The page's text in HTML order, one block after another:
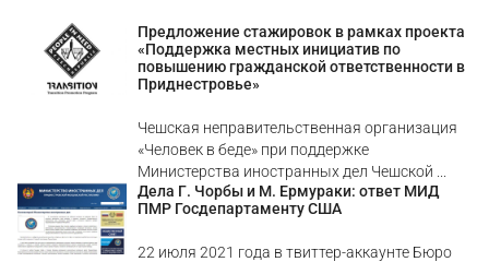
Предложение стажировок в рамках проекта
«Поддержка местных инициатив по
повышению гражданской ответственности в
Приднестровье»
Чешская неправительственная организация
«Человек в беде» при поддержке
Министерства иностранных дел Чешской ...
Дела Г. Чорбы и М. Ермураки: ответ МИД
ПМР Госдепартаменту США
22 июля 2021 года в твиттер-аккаунте Бюро